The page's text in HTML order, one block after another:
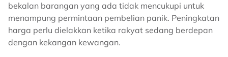
bekalan barangan yang ada tidak mencukupi untuk
menampung permintaan pembelian panik. Peningkatan
harga perlu dielakkan ketika rakyat sedang berdepan
dengan kekangan kewangan.